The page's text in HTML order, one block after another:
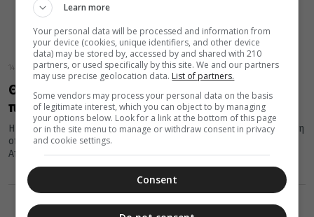
14 Ιουλίου 2019
Θαυμάστε τη μοναδική Παναγία της Τήνου
πίσω από τα τάματα!
Η Παναγία της Τήνου, είναι μια εικόνα με ιδιαίτερη τεχνοτροπία η
οποία σύμφωνα με κάποιους μελετητές αποδίδεται στον
Απόστολο...
Learn more
Your personal data will be processed and information from
your device (cookies, unique identifiers, and other device
data) may be stored by, accessed by and shared with 210
partners, or used specifically by this site. We and our partners
may use precise geolocation data. List of partners.
Some vendors may process your personal data on the basis
of legitimate interest, which you can object to by managing
your options below. Look for a link at the bottom of this page
or in the site menu to manage or withdraw consent in privacy
and cookie settings.
Consent